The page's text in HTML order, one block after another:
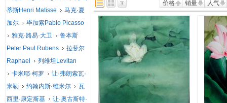
价格
销量 人气
蒂斯Henri Matisse
马克·夏
加尔
毕加索Pablo Picasso
雅克·路易·大卫
鲁本斯
Peter Paul Rubens
拉斐尔
Raphael
列维坦Levitan
卡米耶·柯罗
让·弗朗索瓦·
米勒
约翰内斯·维米尔
瓦
西里·康定斯基
让·奥古斯特·